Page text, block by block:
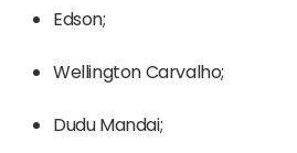
Edson;
Wellington Carvalho;
Dudu Mandai;